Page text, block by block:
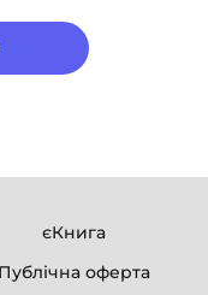
єКнига
Публічна оферта